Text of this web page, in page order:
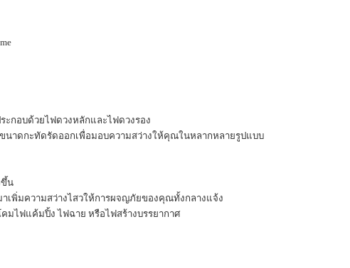
กอบด้วยไฟดวงหลักและไฟดวงรอง
นาดกะทัดรัดออกเพื่อมอบความสว่างให้คุณในหลากหลายรูปแบบ
ขึ้น
เพิ่มความสว่างไสวให้การผจญภัยของคุณทั้งกลางแจ้ง
มไฟแค้มปิ้ง ไฟฉาย หรือไฟสร้างบรรยากาศ